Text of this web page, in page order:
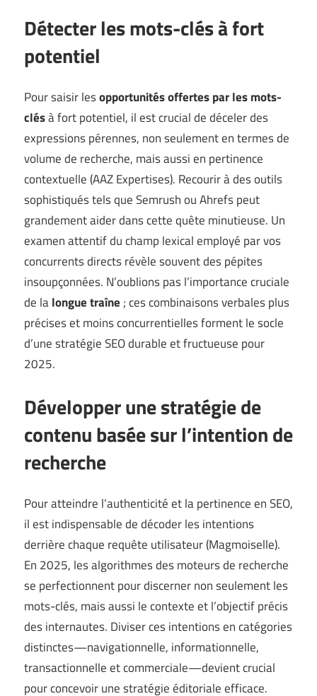
Détecter les mots-clés à fort
potentiel
Pour saisir lesopportunités offertes par les mots-
clésà fort potentiel, il est crucial de déceler des
expressions pérennes, non seulement en termes de
volume de recherche, mais aussi en pertinence
contextuelle (AAZ Expertises). Recourir à des outils
sophistiqués tels que Semrush ou Ahrefs peut
grandement aider dans cette quête minutieuse. Un
examen attentif du champ lexical employé par vos
concurrents directs révèle souvent des pépites
insoupçonnées. N’oublions pas l’importance cruciale
de lalongue traîne ; ces combinaisons verbales plus
précises et moins concurrentielles forment le socle
d’une stratégie SEO durable et fructueuse pour
2025.
Développer une stratégie de
contenu basée sur l’intention de
recherche
Pour atteindre l’authenticité et la pertinence en SEO,
il est indispensable de décoder les intentions
derrière chaque requête utilisateur (Magmoiselle).
En 2025, les algorithmes des moteurs de recherche
se perfectionnent pour discerner non seulement les
mots-clés, mais aussi le contexte et l’objectif précis
des internautes. Diviser ces intentions en catégories
distinctes—navigationnelle, informationnelle,
transactionnelle et commerciale—devient crucial
pour concevoir une stratégie éditoriale efficace.